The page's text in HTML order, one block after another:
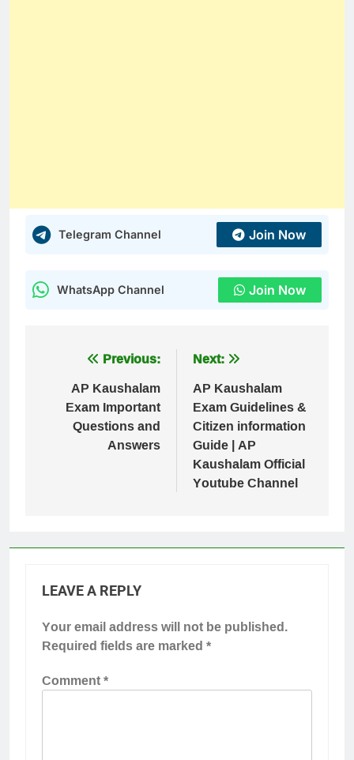
Telegram Channel Join Now
WhatsApp Channel Join Now
navigation
Previous:
AP Kaushalam
Exam Important
Questions and
Answers
Next:
AP Kaushalam
Exam Guidelines &
Citizen information
Guide | AP
Kaushalam Official
Youtube Channel
LEAVE A REPLY
Your email address will not be published.
Required fields are marked*
Comment*